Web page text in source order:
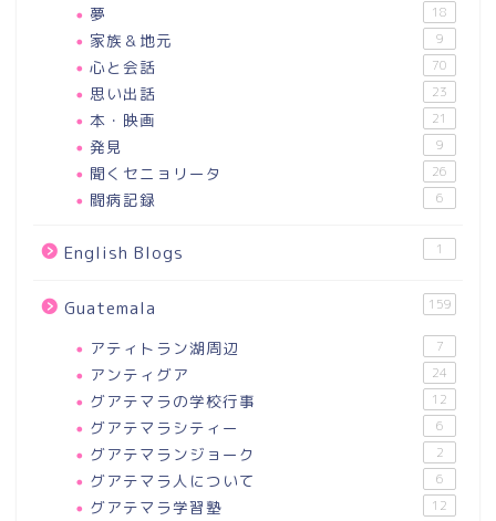
夢 18
家族＆地元 9
心と会話 70
思い出話 23
本・映画 21
発見 9
聞くセニョリータ 26
闘病記録 6
English Blogs 1
Guatemala 159
アティトラン湖周辺 7
アンティグア 24
グアテマラの学校行事 12
グアテマラシティー 6
グアテマランジョーク 2
グアテマラ人について 6
グアテマラ学習塾 12